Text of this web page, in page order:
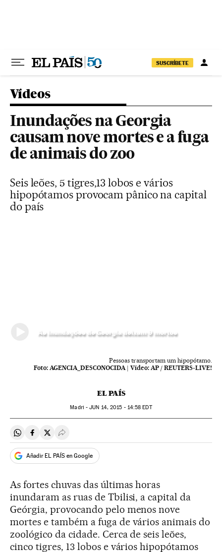
SUSCRÍBETE
Vídeos
Inundações na Georgia
causam nove mortes e a fuga
de animais do zoo
Seis leões, 5 tigres,13 lobos e vários
hipopótamos provocam pânico na capital
do país
As inundações de Georgia deixam 9 mortos
Pessoas transportam um hipopótamo.
Foto: AGENCIA_DESCONOCIDA| Vídeo: AP / REUTERS-LIVE!
EL PAÍS
Madri -JUN 14, 2015 - 14:58 EDT
Compartir en Whatsapp
Compartir en Facebook
Compartir en Twitter
Desplegar Redes Sociales
Añadir EL PAÍS en Google
As fortes chuvas das últimas horas
inundaram as ruas de Tbilisi, a capital da
Geórgia, provocando pelo menos nove
mortes e também a fuga de vários animais do
zoológico da cidade. Cerca de seis leões,
cinco tigres, 13 lobos e vários hipopótamos